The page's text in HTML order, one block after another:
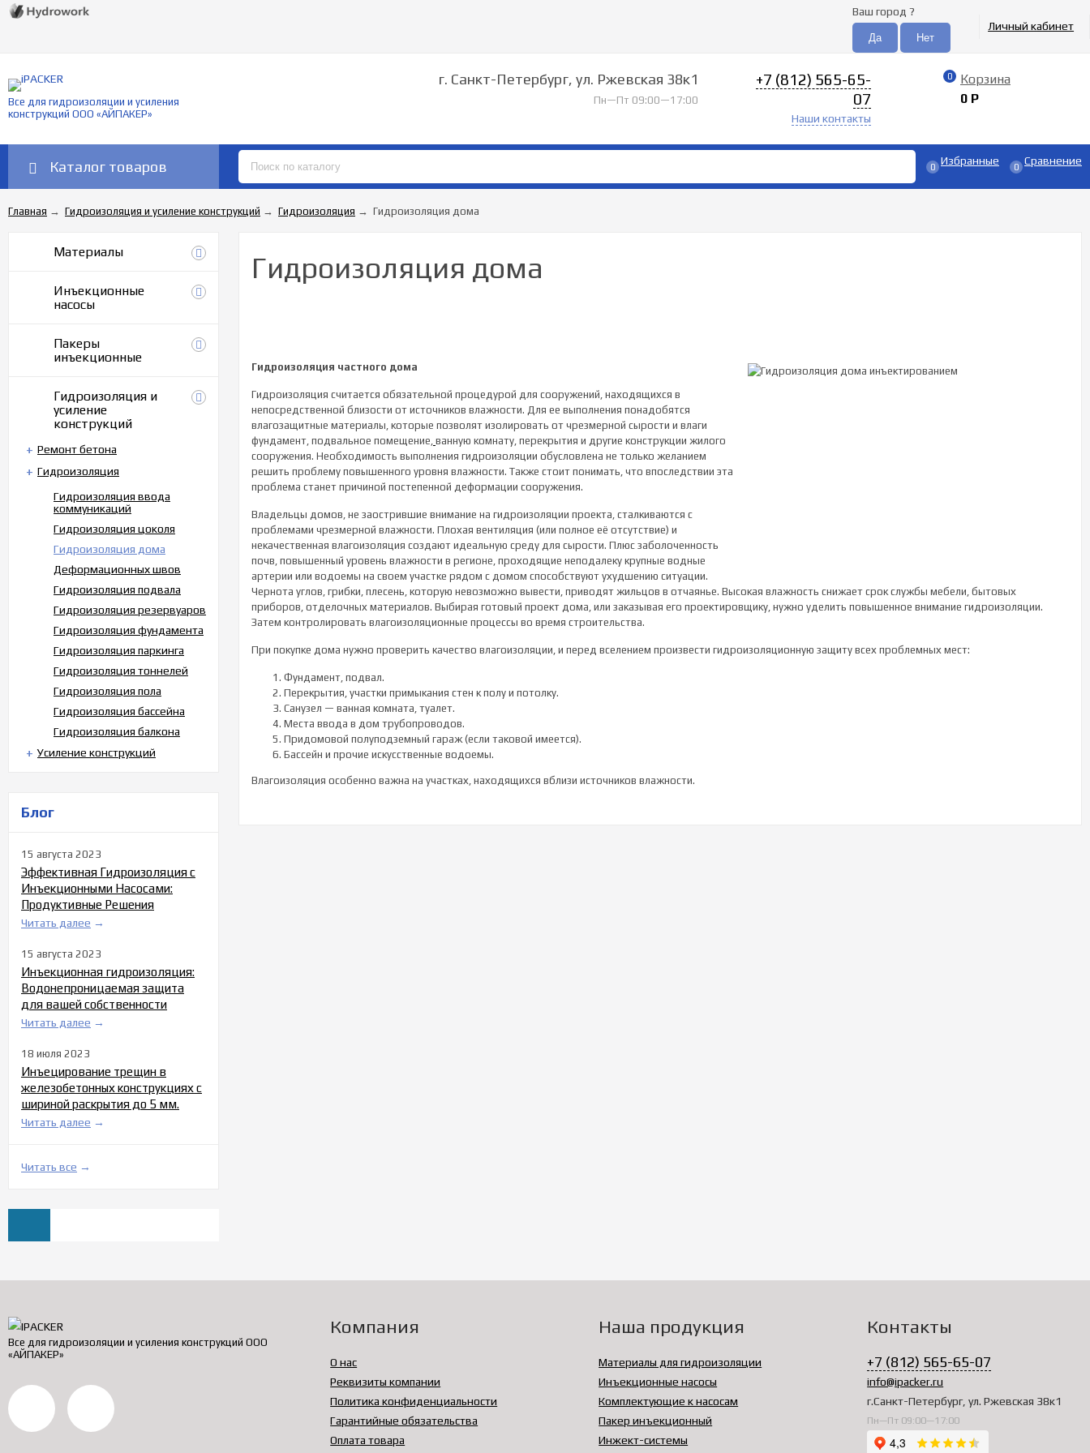
Ваш город ?
Личный кабинет
Все для гидроизоляции и усиления
конструкций ООО «АЙПАКЕР»
г. Санкт-Петербург, ул. Ржевская 38к1
Пн—Пт 09:00—17:00
+7 (812) 565-65-
07
Наши контакты
0
Корзина
0 Р
Каталог товаров 0 Избранные 0 Сравнение
Главная → Гидроизоляция и усиление конструкций → Гидроизоляция → Гидроизоляция дома
Материалы
Инъекционные
насосы
Пакеры
инъекционные
Гидроизоляция и
усиление
конструкций
Ремонт бетона
Гидроизоляция
Гидроизоляция ввода
коммуникаций
Гидроизоляция цоколя
Гидроизоляция дома
Деформационных швов
Гидроизоляция подвала
Гидроизоляция резервуаров
Гидроизоляция фундамента
Гидроизоляция паркинга
Гидроизоляция тоннелей
Гидроизоляция пола
Гидроизоляция бассейна
Гидроизоляция балкона
Усиление конструкций
Блог
15 августа 2023
Эффективная Гидроизоляция с
Инъекционными Насосами:
Продуктивные Решения
Читать далее →
15 августа 2023
Инъекционная гидроизоляция:
Водонепроницаемая защита
для вашей собственности
Читать далее →
18 июля 2023
Инъецирование трещин в
железобетонных конструкциях с
шириной раскрытия до 5 мм.
Читать далее →
Читать все →
Гидроизоляция дома
Гидроизоляция частного дома
Гидроизоляция считается обязательной процедурой для сооружений, находящихся в
непосредственной близости от источников влажности. Для ее выполнения понадобятся
влагозащитные материалы, которые позволят изолировать от чрезмерной сырости и влаги
фундамент, подвальное помещение, ванную комнату, перекрытия и другие конструкции жилого
сооружения. Необходимость выполнения гидроизоляции обусловлена не только желанием
решить проблему повышенного уровня влажности. Также стоит понимать, что впоследствии эта
проблема станет причиной постепенной деформации сооружения.
Владельцы домов, не заострившие внимание на гидроизоляции проекта, сталкиваются с
проблемами чрезмерной влажности. Плохая вентиляция (или полное её отсутствие) и
некачественная влагоизоляция создают идеальную среду для сырости. Плюс заболоченность
почв, повышенный уровень влажности в регионе, проходящие неподалеку крупные водные
артерии или водоемы на своем участке рядом с домом способствуют ухудшению ситуации.
Чернота углов, грибки, плесень, которую невозможно вывести, приводят жильцов в отчаянье. Высокая влажность снижает срок службы мебели, бытовых
приборов, отделочных материалов. Выбирая готовый проект дома, или заказывая его проектировщику, нужно уделить повышенное внимание гидроизоляции.
Затем контролировать влагоизоляционные процессы во время строительства.
При покупке дома нужно проверить качество влагоизоляции, и перед вселением произвести гидроизоляционную защиту всех проблемных мест:
Фундамент, подвал.
Перекрытия, участки примыкания стен к полу и потолку.
Санузел — ванная комната, туалет.
Места ввода в дом трубопроводов.
Придомовой полуподземный гараж (если таковой имеется).
Бассейн и прочие искусственные водоемы.
Влагоизоляция особенно важна на участках, находящихся вблизи источников влажности.
Все для гидроизоляции и усиления конструкций ООО
«АЙПАКЕР»
Компания
О нас
Реквизиты компании
Политика конфиденциальности
Гарантийные обязательства
Оплата товара
Наша продукция
Материалы для гидроизоляции
Инъекционные насосы
Комплектующие к насосам
Пакер инъекционный
Инжект-системы
Контакты
+7 (812) 565-65-07
info@ipacker.ru
г.Санкт-Петербург, ул. Ржевская 38к1
Пн—Пт 09:00—17:00